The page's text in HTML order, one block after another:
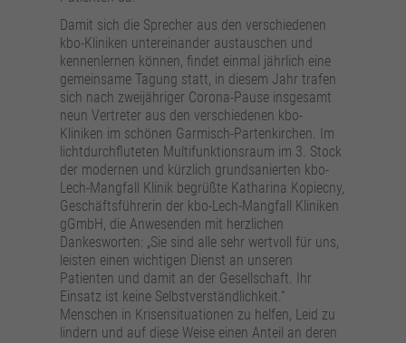
Damit sich die Sprecher aus den verschiedenen
kbo-Kliniken untereinander austauschen und
kennenlernen können, findet einmal jährlich eine
gemeinsame Tagung statt, in diesem Jahr trafen
sich nach zweijähriger Corona-Pause insgesamt
neun Vertreter aus den verschiedenen kbo-
Kliniken im schönen Garmisch-Partenkirchen. Im
lichtdurchfluteten Multifunktionsraum im 3. Stock
der modernen und kürzlich grundsanierten kbo-
Lech-Mangfall Klinik begrüßte Katharina Kopiecny,
Geschäftsführerin der kbo-Lech-Mangfall Kliniken
gGmbH, die Anwesenden mit herzlichen
Dankesworten: „Sie sind alle sehr wertvoll für uns,
leisten einen wichtigen Dienst an unseren
Patienten und damit an der Gesellschaft. Ihr
Einsatz ist keine Selbstverständlichkeit.“
Menschen in Krisensituationen zu helfen, Leid zu
lindern und auf diese Weise einen Anteil an deren
Laufzeit 24 Stunden
Zweck
Wird zur Unterscheidung von Benutzern
verwendet.
Name _gat_UA_161657597_7
Anbieter Google Analytics
Laufzeit 1 Minute
Zweck
Wird verwendet, um die Anforderungsrate zu
drosseln.